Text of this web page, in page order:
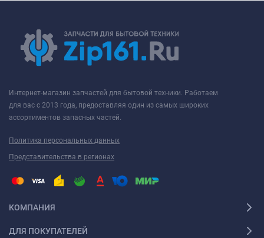
Интернет-магазин запчастей для бытовой техники. Работаем
для вас с 2013 года, предоставляя один из самых широких
ассортиментов запасных частей.
Политика персональных данных
Представительства в регионах
КОМПАНИЯ
ДЛЯ ПОКУПАТЕЛЕЙ